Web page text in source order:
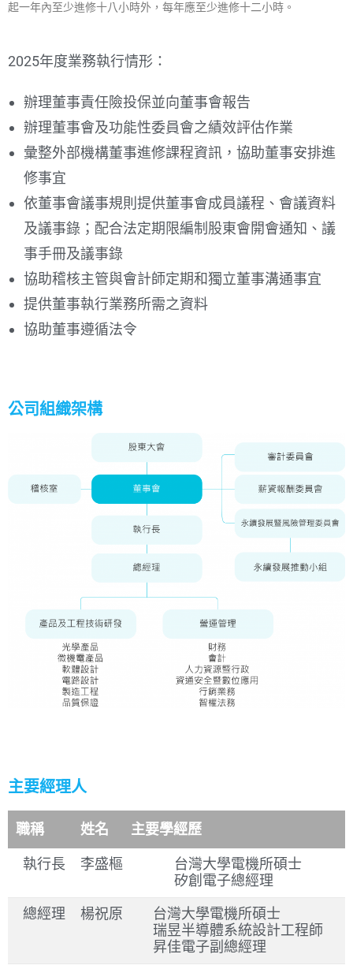
起一年內至少進修十八小時外，每年應至少進修十二小時。
2025年度業務執行情形：
辦理董事責任險投保並向董事會報告
辦理董事會及功能性委員會之績效評估作業
彙整外部機構董事進修課程資訊，協助董事安排進
修事宜
依董事會議事規則提供董事會成員議程、會議資料
及議事錄；配合法定期限編制股東會開會通知、議
事手冊及議事錄
協助稽核主管與會計師定期和獨立董事溝通事宜
提供董事執行業務所需之資料
協助董事遵循法令
公司組織架構
主要經理人
職稱 姓名 主要學經歷
執行長 李盛樞
台灣大學電機所碩士
矽創電子總經理
總經理 楊祝原
台灣大學電機所碩士
瑞昱半導體系統設計工程師
昇佳電子副總經理